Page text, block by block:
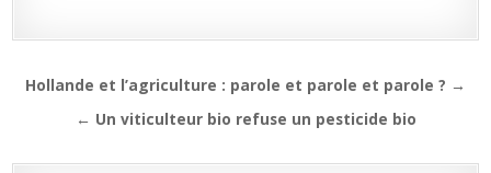
Navigation
Hollande et l’agriculture : parole et parole et parole ? →
← Un viticulteur bio refuse un pesticide bio